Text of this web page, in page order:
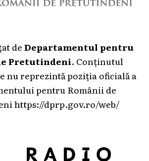
deDepartamentul pentru
Pretutindeni. Conținutul
nu reprezintă poziția oficială a
pentru Românii de
https://dprp.gov.ro/web/